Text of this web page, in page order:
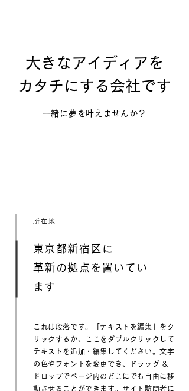
大きなアイディアを
​カタチにする会社です
一緒に夢を叶えませんか？
所在地
東京都新宿区に
革新の拠点を置いてい
ます
これは段落です。「テキストを編集」をク
リックするか、ここをダブルクリックして
テキストを追加・編集してください。文字
の色やフォントを変更でき、ドラッグ &
ドロップでページ内のどこにでも自由に移
動させることができます。サイト訪問者に